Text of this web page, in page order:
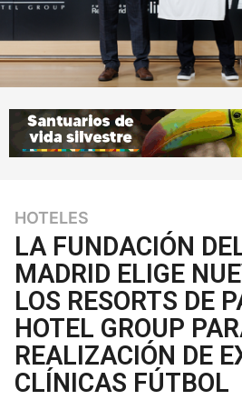
3
a
ñ
o
3
a
ñ
o
HOTELES
LA FUNDACIÓN
MADRID ELIGE
LOS RESORTS DE
HOTEL GROUP
REALIZACIÓN DE
CLÍNICAS FÚTBOL